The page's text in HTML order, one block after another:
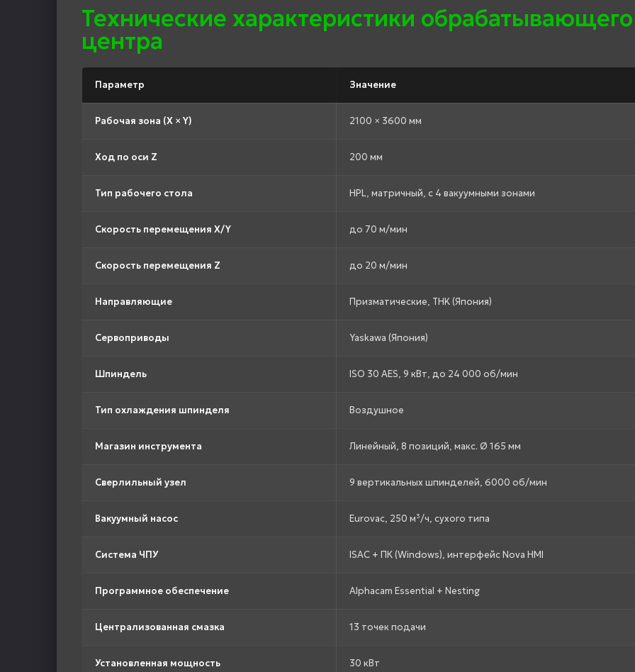
Технические характеристики обрабатывающего
центра
Параметр Значение
Рабочая зона (X × Y) 2100 × 3600 мм
Ход по оси Z 200 мм
Тип рабочего стола HPL, матричный, с 4 вакуумными зонами
Скорость перемещения X/Y до 70 м/мин
Скорость перемещения Z до 20 м/мин
Направляющие Призматические, THK (Япония)
Сервоприводы Yaskawa (Япония)
Шпиндель ISO 30 AES, 9 кВт, до 24 000 об/мин
Тип охлаждения шпинделя Воздушное
Магазин инструмента Линейный, 8 позиций, макс. Ø 165 мм
Сверлильный узел 9 вертикальных шпинделей, 6000 об/мин
Вакуумный насос Eurovac, 250 м³/ч, сухого типа
Система ЧПУ ISAC + ПК (Windows), интерфейс Nova HMI
Программное обеспечение Alphacam Essential + Nesting
Централизованная смазка 13 точек подачи
Установленная мощность 30 кВт